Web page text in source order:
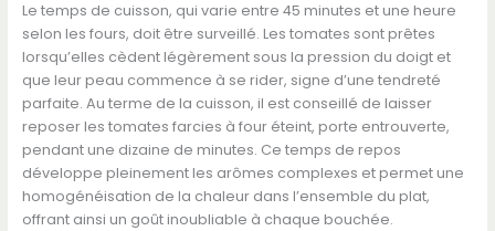
Le temps de cuisson, qui varie entre 45 minutes et une heure
selon les fours, doit être surveillé. Les tomates sont prêtes
lorsqu’elles cèdent légèrement sous la pression du doigt et
que leur peau commence à se rider, signe d’une tendreté
parfaite. Au terme de la cuisson, il est conseillé de laisser
reposer les tomates farcies à four éteint, porte entrouverte,
pendant une dizaine de minutes. Ce temps de repos
développe pleinement les arômes complexes et permet une
homogénéisation de la chaleur dans l’ensemble du plat,
offrant ainsi un goût inoubliable à chaque bouchée.